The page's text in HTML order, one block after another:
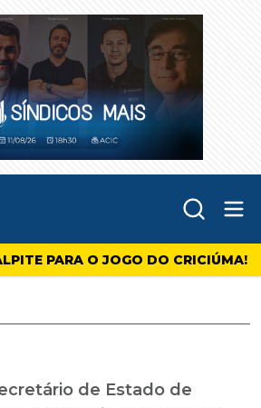
PARA O JOGO DO CRICIÚMA!
de Estado de